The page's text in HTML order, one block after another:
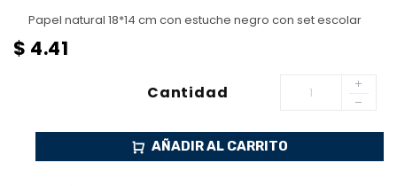
Papel natural 18*14 cm con estuche negro con set escolar
$ 4.41
Cantidad
AÑADIR AL CARRITO